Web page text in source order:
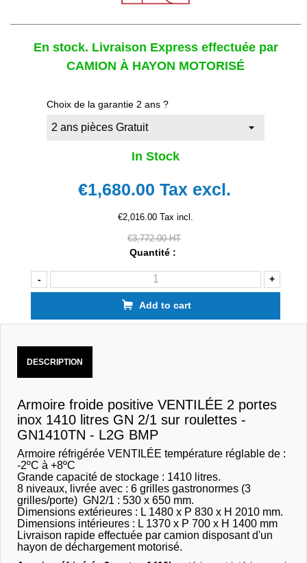
En stock. Livraison Express effectuée par
CAMION À HAYON MOTORISÉ
Choix de la garantie 2 ans ?
In Stock
€1,680.00 Tax excl.
€2,016.00 Tax incl.
€3,772.00 HT
Quantité :
- +
Add to cart
DESCRIPTION
Armoire froide positive VENTILÉE 2 portes
inox 1410 litres GN 2/1 sur roulettes -
GN1410TN - L2G BMP
Armoire réfrigérée VENTILÉE température réglable de :
-2ºC à +8ºC
Grande capacité de stockage : 1410 litres.
8 niveaux, livrée avec : 6 grilles gastronormes (3
grilles/porte) GN2/1 : 530 x 650 mm.
Dimensions extérieures : L 1480 x P 830 x H 2010 mm.
Dimensions intérieures : L 1370 x P 700 x H 1400 mm
Livraison rapide effectuée par camion disposant d'un
hayon de déchargement motorisé.